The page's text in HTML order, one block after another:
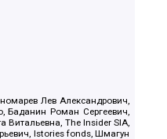
Лев Александрович,
Баданин Роман Сергеевич,
The Insider SIA,
Istories fonds, Шмагун